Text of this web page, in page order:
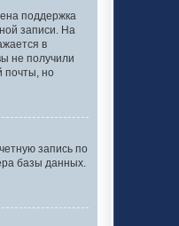
поддержка
записи. На
в
не получили
почты, но
запись по
базы данных.